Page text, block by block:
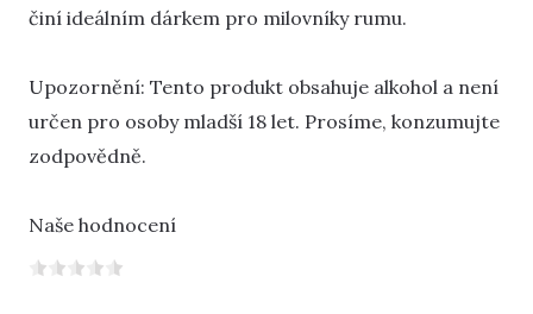
činí ideálním dárkem pro milovníky rumu.
Upozornění: Tento produkt obsahuje alkohol a není
určen pro osoby mladší 18 let. Prosíme, konzumujte
zodpovědně.
Naše hodnocení